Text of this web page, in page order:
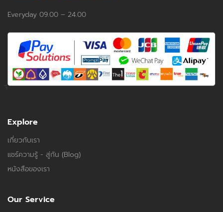
Everyday 09.00 – 24.00
Explore
เกี่ยวกับเรา
แชร์ความรู้ - สู่กัน (Blog)
หนังสือของเรา
Our Service